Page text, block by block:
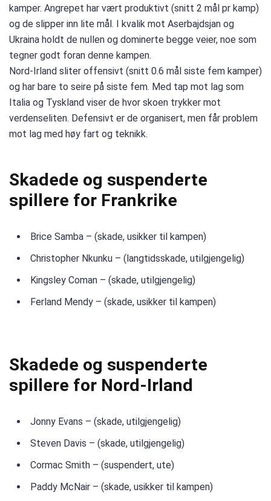
kamper. Angrepet har vært produktivt (snitt 2 mål pr kamp)
og de slipper inn lite mål. I kvalik mot Aserbajdsjan og
Ukraina holdt de nullen og dominerte begge veier, noe som
tegner godt foran denne kampen.
Nord-Irland sliter offensivt (snitt 0.6 mål siste fem kamper)
og har bare to seire på siste fem. Med tap mot lag som
Italia og Tyskland viser de hvor skoen trykker mot
verdenseliten. Defensivt er de organisert, men får problem
mot lag med høy fart og teknikk.
Skadede og suspenderte
spillere for Frankrike
Brice Samba – (skade, usikker til kampen)
Christopher Nkunku – (langtidsskade, utilgjengelig)
Kingsley Coman – (skade, utilgjengelig)
Ferland Mendy – (skade, usikker til kampen)
Skadede og suspenderte
spillere for Nord-Irland
Jonny Evans – (skade, utilgjengelig)
Steven Davis – (skade, utilgjengelig)
Cormac Smith – (suspendert, ute)
Paddy McNair – (skade, usikker til kampen)